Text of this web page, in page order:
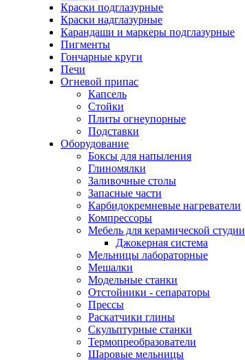
Краски подглазурные
Краски надглазурные
Карандаши и маркеры подглазурные
Пигменты
Гончарные круги
Печи
Огневой припас
Капсель
Стойки
Плиты огнеупорные
Подставки
Оборудование
Боксы для напыления
Глиномялки
Заливочные столы
Запасные части
Карбидокремневые нагреватели
Компрессоры
Мебель для керамической студии
Джокерная система
Мельницы лабораторные
Мешалки
Модельные станки
Отстойники - сепараторы
Прессы
Раскатчики глины
Скульптурные станки
Термопреобразователи
Шаровые мельницы